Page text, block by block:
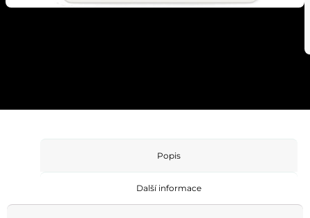
Popis
Další informace